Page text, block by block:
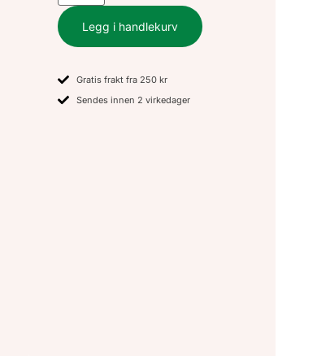
Legg i handlekurv
Gratis frakt fra 250 kr
Sendes innen 2 virkedager